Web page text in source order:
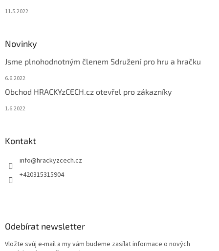
11.5.2022
Novinky
Jsme plnohodnotným členem Sdružení pro hru a hračku
6.6.2022
Obchod HRACKYzCECH.cz otevřel pro zákazníky
1.6.2022
Kontakt
info@hrackyzcech.cz
+420315315904
Odebírat newsletter
Vložte svůj e-mail a my vám budeme zasílat informace o nových